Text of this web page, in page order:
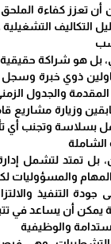
تعزز كفاءة
التكاليف
بل هو شراكة
ذوي خبرة
والجدول
وزيارة مشاريع
وتجنب أي
الشاملة
بل تمتد
والمسؤوليات
جودة التنفيذ
يمكن أن يساعد في
والوظيفية